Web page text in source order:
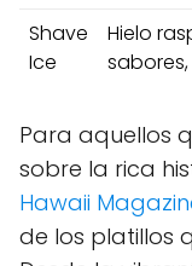
Shave​
Ice
Hielo
Para aquellos
sobre la ⁣rica
Hawaii
de los platillos